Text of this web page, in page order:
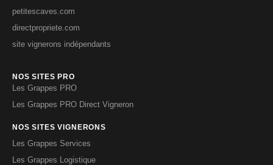
petitescaves.com
directpropriete.com
site vignerons indépendants
NOS SITES PRO
Les Grappes PRO
Les Grappes PRO Direct Vigneron
NOS SITES VIGNERONS
Les Grappes Services
Les Grappes Logistique